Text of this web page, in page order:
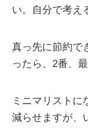
い。自分で考え
真っ先に節約で
ったら、2番、
ミニマリストに
減らせますが、